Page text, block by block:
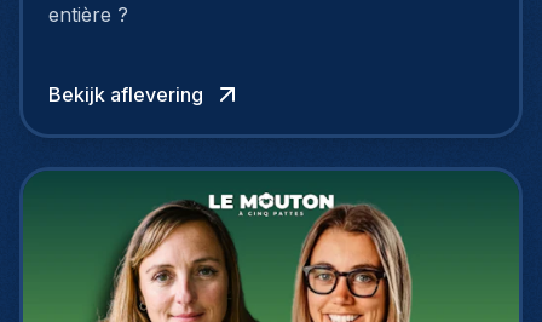
entière ?
Bekijk aflevering